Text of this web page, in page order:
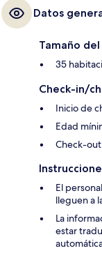
Datos
Tamaño
35
Check-in/
Inicio de
Edad
Check-
El
lleguen a
La
estar